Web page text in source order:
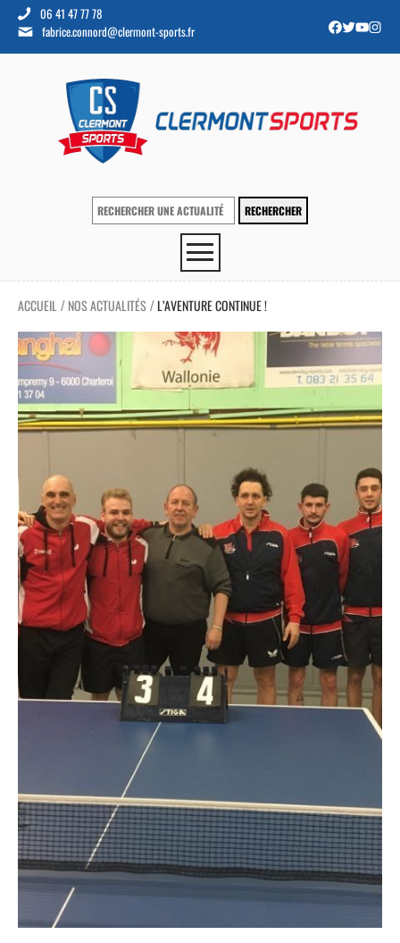
06 41 47 77 78
fabrice.connord@clermont-sports.fr
ACCUEIL / NOS ACTUALITÉS /L’AVENTURE CONTINUE !